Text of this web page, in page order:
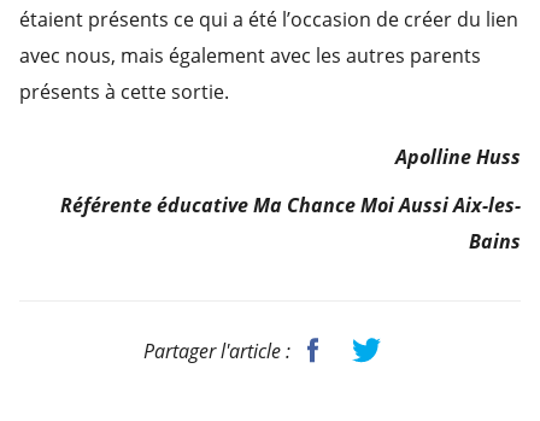
étaient présents ce qui a été l’occasion de créer du lien
avec nous, mais également avec les autres parents
présents à cette sortie.
Apolline Huss
Référente éducative Ma Chance Moi Aussi Aix-les-
Bains
Partager l'article :